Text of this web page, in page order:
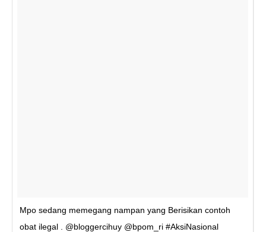
Mpo sedang memegang nampan yang Berisikan contoh
obat ilegal . @bloggercihuy @bpom_ri #AksiNasional